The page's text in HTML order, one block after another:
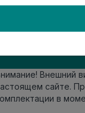
2 упак
Внешний
сайте.
в